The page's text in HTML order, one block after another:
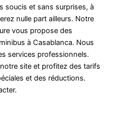
soucis et sans surprises, à
nulle part ailleurs. Notre
vous propose des
à Casablanca. Nous
services professionnels.
site et profitez des tarifs
et des réductions.